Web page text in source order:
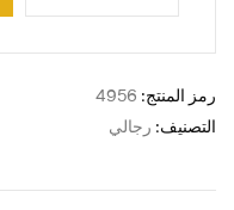
رمز المنتج: 4956
التصنيف: رجالي